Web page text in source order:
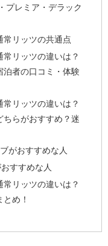
プレミア・デラック
常リッツの共通点
リッツの違いは？
泊者の口コミ・体験
リッツの違いは？
ちらがおすすめ？迷
がおすすめな人
すすめな人
リッツの違いは？
め！